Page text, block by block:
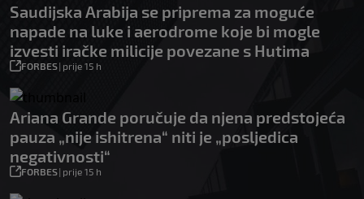
Saudijska Arabija se priprema za moguće
napade na luke i aerodrome koje bi mogle
izvesti iračke milicije povezane s Hutima
FORBES| prije 15 h
Ariana Grande poručuje da njena predstojeća
pauza „nije ishitrena“ niti je „posljedica
negativnosti“
FORBES| prije 15 h